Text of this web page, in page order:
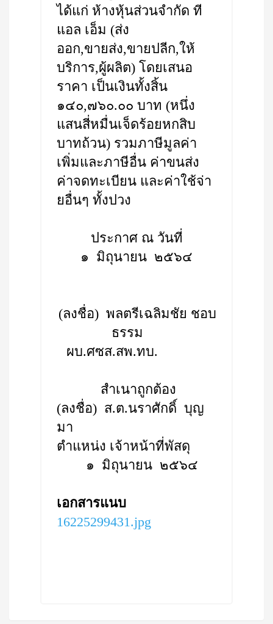
ได้แก่ ห้างหุ้นส่วนจำกัด ที
แอล เอ็ม (ส่ง
ออก,ขายส่ง,ขายปลีก,ให้
บริการ,ผู้ผลิต) โดยเสนอ
ราคา เป็นเงินทั้งสิ้น
๑๔๐,๗๖๐.๐๐ บาท (หนึ่ง
แสนสี่หมื่นเจ็ดร้อยหกสิบ
บาทถ้วน) รวมภาษีมูลค่า
เพิ่มและภาษีอื่น ค่าขนส่ง
ค่าจดทะเบียน และค่าใช้จ่า
ยอื่นๆ ทั้งปวง
ประกาศ ณ วันที่
๑ มิถุนายน ๒๕๖๔
(ลงชื่อ) พลตรีเฉลิมชัย ชอบ
ธรรม
ผบ.ศซส.สพ.ทบ.
สำเนาถูกต้อง
(ลงชื่อ) ส.ต.นราศักดิ์ บุญ
มา
ตำแหน่ง เจ้าหน้าที่พัสดุ
๑ มิถุนายน ๒๕๖๔
เอกสารแนบ
16225299431.jpg